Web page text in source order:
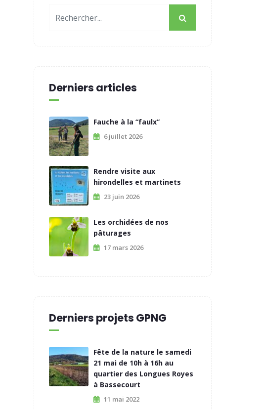
Derniers articles
Fauche à la “faulx”
6 juillet 2026
Rendre visite aux
hirondelles et martinets
23 juin 2026
Les orchidées de nos
pâturages
17 mars 2026
Derniers projets GPNG
Fête de la nature le samedi
21 mai de 10h à 16h au
quartier des Longues Royes
à Bassecourt
11 mai 2022